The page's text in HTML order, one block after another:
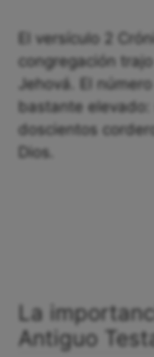
El versículo 2
congregación
Jehová. El
bastante
doscientos
Dios.
La
Antiguo